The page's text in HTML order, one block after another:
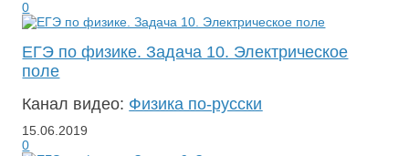
0
ЕГЭ по физике. Задача 10. Электрическое
поле
Канал видео: Физика по-русски
15.06.2019
0